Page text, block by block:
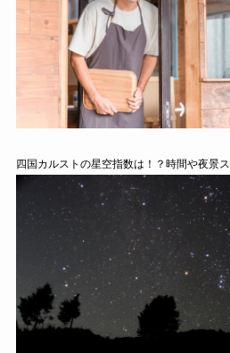
四国カルストの星空指数は！？時間や夜景